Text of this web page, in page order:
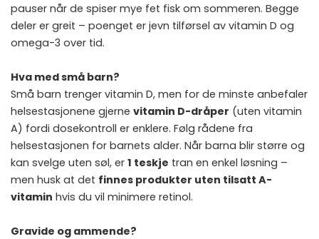
pauser når de spiser mye fet fisk om sommeren. Begge
deler er greit – poenget er jevn tilførsel av vitamin D og
omega-3 over tid.
Hva med små barn?
Små barn trenger vitamin D, men for de minste anbefaler
helsestasjonene gjerne vitamin D-dråper (uten vitamin
A) fordi dosekontroll er enklere. Følg rådene fra
helsestasjonen for barnets alder. Når barna blir større og
kan svelge uten søl, er 1 teskje tran en enkel løsning –
men husk at det finnes produkter uten tilsatt A-
vitamin hvis du vil minimere retinol.
Gravide og ammende?